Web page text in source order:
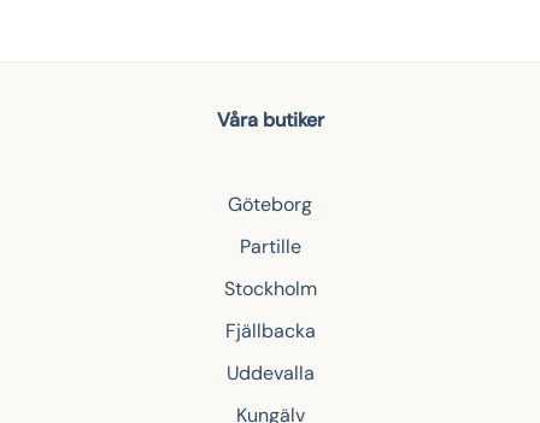
Våra butiker
Göteborg
Partille
Stockholm
Fjällbacka
Uddevalla
Kungälv